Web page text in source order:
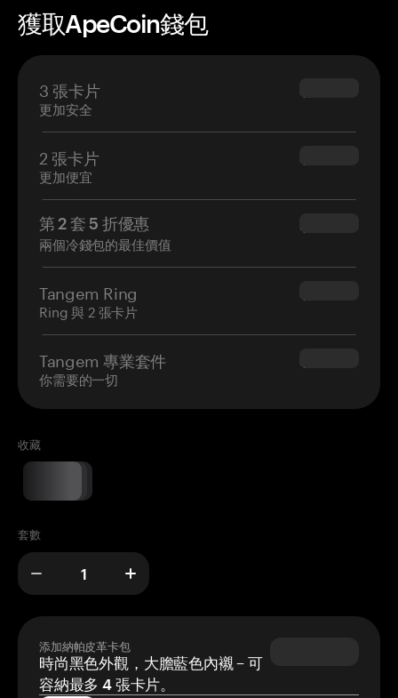
獲取ApeCoin錢包
3 張卡片
更加安全
$69.90
2 張卡片
更加便宜
$54.90
第 2 套 5 折優惠
兩個冷錢包的最佳價值
$34.95
Tangem Ring
Ring 與 2 張卡片
$160.00
Tangem 專業套件
你需要的一切
$180.00
收藏
套數
添加納帕皮革卡包
時尚黑色外觀，大膽藍色內襯 – 可
容納最多 4 張卡片。